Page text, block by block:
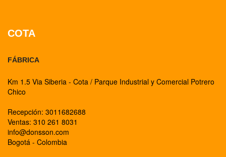
COTA
FÁBRICA
Km 1.5 Via Siberia - Cota / Parque Industrial y Comercial Potrero
Chico
Recepción: 3011682688
Ventas: 310 261 8031
info@donsson.com
Bogotá - Colombia